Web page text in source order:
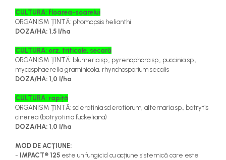
CULTURA: floarea-soarelui
ORGANISM ȚINTĂ: phomopsis helianthi
DOZA/HA: 1,5 l/ha
CULTURA: orz, triticale, secară
ORGANISM ȚINTĂ: blumeria sp., pyrenophora sp., puccinia sp.,
mycosphaerella graminicola, rhynchosporium secalis
DOZA/HA: 1,0 l/ha
CULTURA: rapiță
ORGANISM ȚINTĂ: sclerotinia sclerotiorum, alternaria sp., botrytis
cinerea (botryotinia fuckeliana)
DOZA/HA: 1,0 l/ha
MOD DE ACŢIUNE:
- IMPACT® 125 este un fungicid cu acţiune sistemică care este